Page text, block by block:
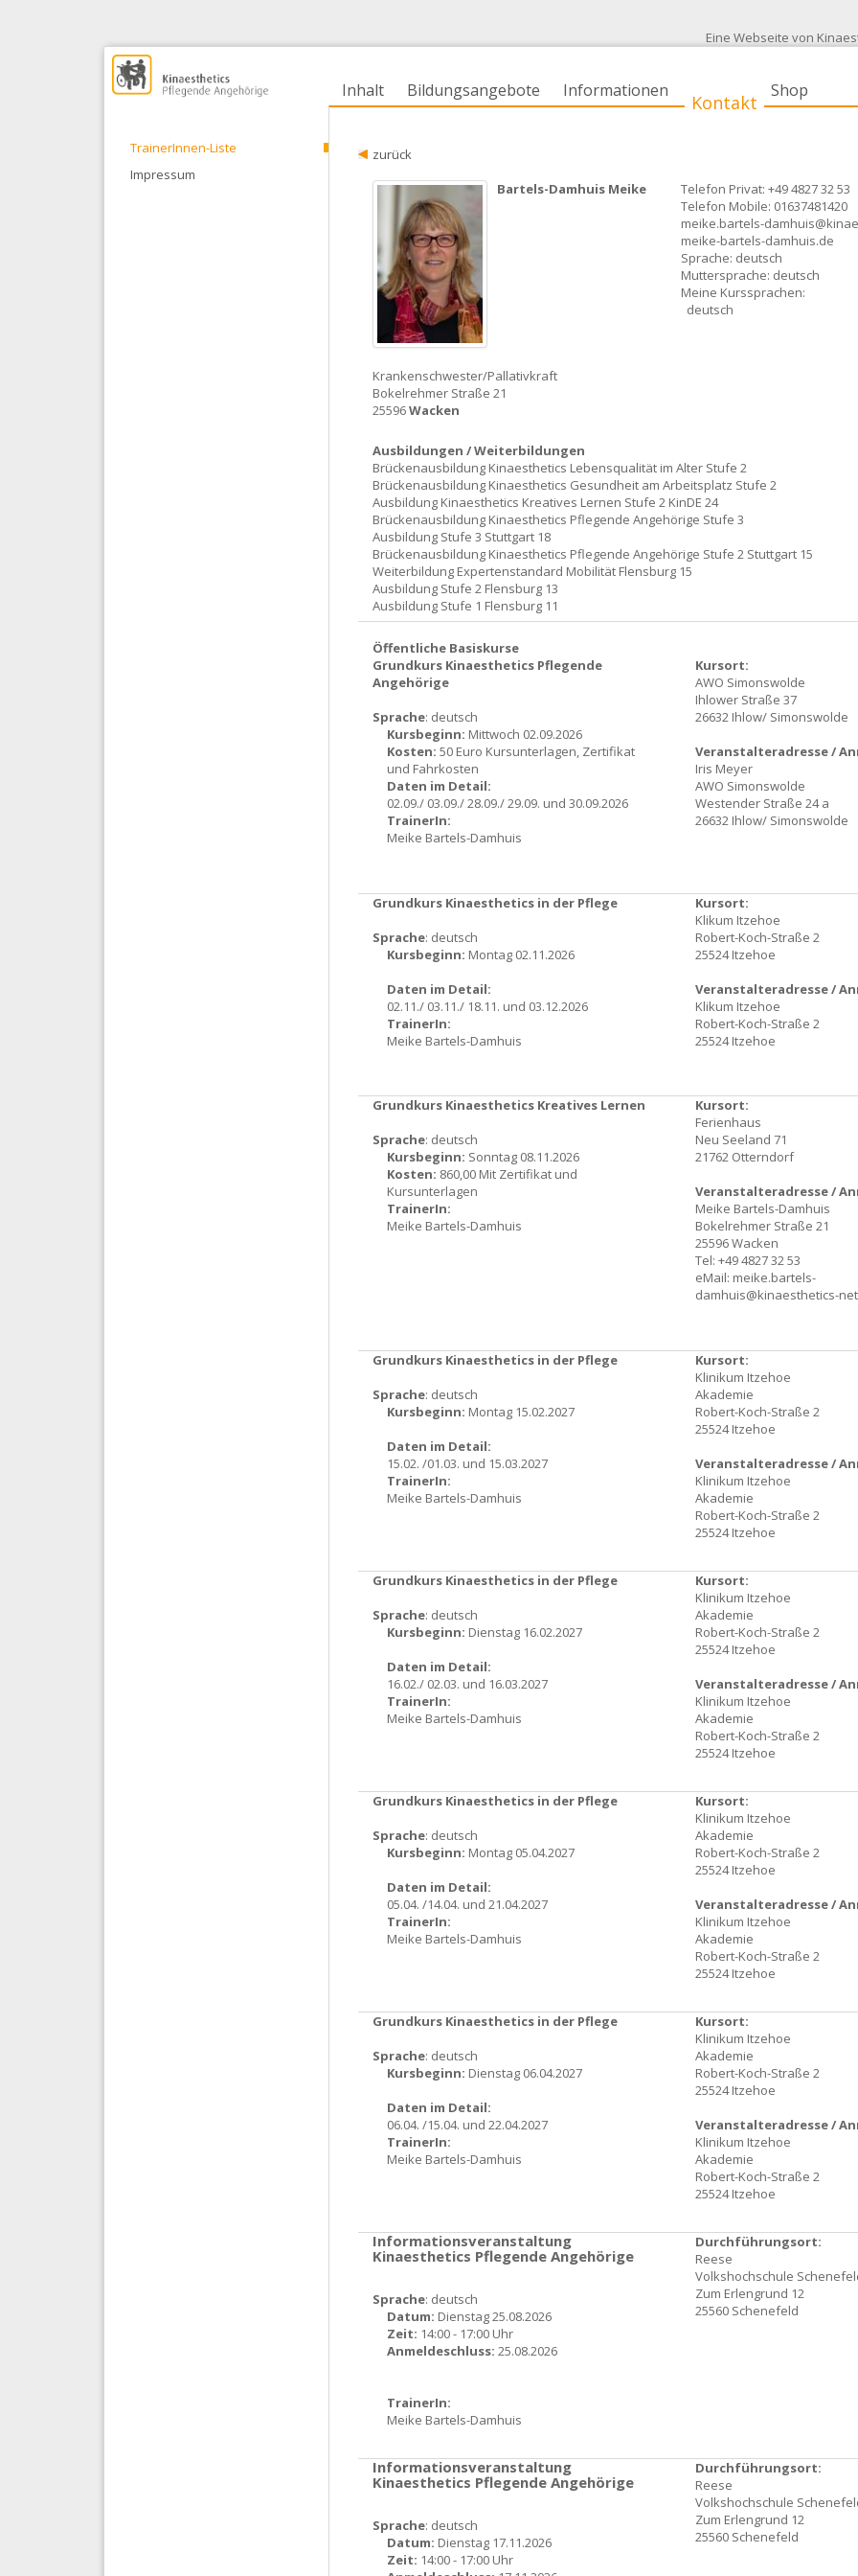
Eine Webseite von
Inhalt Bildungsangebote Informationen
Kontakt
Shop
TrainerInnen-Liste
Impressum
zurück
Bartels-Damhuis Meike
Krankenschwester/Pallativkraft
Bokelrehmer Straße 21
25596Wacken
Telefon Privat: +49 4827 32 53
Telefon Mobile: 01637481420
meike.bartels-
meike-bartels-damhuis.de
Sprache: deutsch
Muttersprache: deutsch
Meine Kurssprachen:
deutsch
Ausbildungen / Weiterbildungen
Brückenausbildung Kinaesthetics Lebensqualität im Alter Stufe 2
Brückenausbildung Kinaesthetics Gesundheit am Arbeitsplatz Stufe 2
Ausbildung Kinaesthetics Kreatives Lernen Stufe 2 KinDE 24
Brückenausbildung Kinaesthetics Pflegende Angehörige Stufe 3
Ausbildung Stufe 3 Stuttgart 18
Brückenausbildung Kinaesthetics Pflegende Angehörige Stufe 2 Stuttgart 15
Weiterbildung Expertenstandard Mobilität Flensburg 15
Ausbildung Stufe 2 Flensburg 13
Ausbildung Stufe 1 Flensburg 11
Öffentliche Basiskurse
Grundkurs Kinaesthetics Pflegende
Angehörige
Sprache: deutsch
Kursbeginn: Mittwoch 02.09.2026
Kosten: 50 Euro Kursunterlagen, Zertifikat
und Fahrkosten
Daten im Detail:
02.09./ 03.09./ 28.09./ 29.09. und 30.09.2026
TrainerIn:
Meike Bartels-Damhuis
Kursort:
AWO Simonswolde
Ihlower Straße 37
26632 Ihlow/ Simonswolde
Veranstalteradresse /
Iris Meyer
AWO Simonswolde
Westender Straße 24 a
26632 Ihlow/ Simonswolde
Grundkurs Kinaesthetics in der Pflege
Sprache: deutsch
Kursbeginn: Montag 02.11.2026
Daten im Detail:
02.11./ 03.11./ 18.11. und 03.12.2026
TrainerIn:
Meike Bartels-Damhuis
Kursort:
Klikum Itzehoe
Robert-Koch-Straße 2
25524 Itzehoe
Veranstalteradresse /
Klikum Itzehoe
Robert-Koch-Straße 2
25524 Itzehoe
Grundkurs Kinaesthetics Kreatives Lernen
Sprache: deutsch
Kursbeginn: Sonntag 08.11.2026
Kosten: 860,00 Mit Zertifikat und
Kursunterlagen
TrainerIn:
Meike Bartels-Damhuis
Kursort:
Ferienhaus
Neu Seeland 71
21762 Otterndorf
Veranstalteradresse /
Meike Bartels-Damhuis
Bokelrehmer Straße 21
25596 Wacken
Tel: +49 4827 32 53
eMail: meike.bartels-
damhuis@kinaesthetics-
Grundkurs Kinaesthetics in der Pflege
Sprache: deutsch
Kursbeginn: Montag 15.02.2027
Daten im Detail:
15.02. /01.03. und 15.03.2027
TrainerIn:
Meike Bartels-Damhuis
Kursort:
Klinikum Itzehoe
Akademie
Robert-Koch-Straße 2
25524 Itzehoe
Veranstalteradresse /
Klinikum Itzehoe
Akademie
Robert-Koch-Straße 2
25524 Itzehoe
Grundkurs Kinaesthetics in der Pflege
Sprache: deutsch
Kursbeginn: Dienstag 16.02.2027
Daten im Detail:
16.02./ 02.03. und 16.03.2027
TrainerIn:
Meike Bartels-Damhuis
Kursort:
Klinikum Itzehoe
Akademie
Robert-Koch-Straße 2
25524 Itzehoe
Veranstalteradresse /
Klinikum Itzehoe
Akademie
Robert-Koch-Straße 2
25524 Itzehoe
Grundkurs Kinaesthetics in der Pflege
Sprache: deutsch
Kursbeginn: Montag 05.04.2027
Daten im Detail:
05.04. /14.04. und 21.04.2027
TrainerIn:
Meike Bartels-Damhuis
Kursort:
Klinikum Itzehoe
Akademie
Robert-Koch-Straße 2
25524 Itzehoe
Veranstalteradresse /
Klinikum Itzehoe
Akademie
Robert-Koch-Straße 2
25524 Itzehoe
Grundkurs Kinaesthetics in der Pflege
Sprache: deutsch
Kursbeginn: Dienstag 06.04.2027
Daten im Detail:
06.04. /15.04. und 22.04.2027
TrainerIn:
Meike Bartels-Damhuis
Kursort:
Klinikum Itzehoe
Akademie
Robert-Koch-Straße 2
25524 Itzehoe
Veranstalteradresse /
Klinikum Itzehoe
Akademie
Robert-Koch-Straße 2
25524 Itzehoe
Informationsveranstaltung
Kinaesthetics Pflegende Angehörige
Sprache: deutsch
Datum: Dienstag 25.08.2026
Zeit: 14:00 - 17:00 Uhr
Anmeldeschluss: 25.08.2026
TrainerIn:
Meike Bartels-Damhuis
Durchführungsort:
Reese
Volkshochschule
Zum Erlengrund 12
25560 Schenefeld
Informationsveranstaltung
Kinaesthetics Pflegende Angehörige
Sprache: deutsch
Datum: Dienstag 17.11.2026
Zeit: 14:00 - 17:00 Uhr
Durchführungsort:
Reese
Volkshochschule
Zum Erlengrund 12
25560 Schenefeld